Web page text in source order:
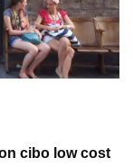
cibo low cost